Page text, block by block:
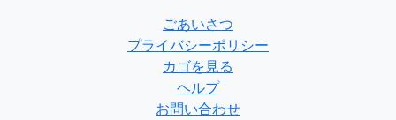
ごあいさつ
プライバシーポリシー
カゴを見る
ヘルプ
お問い合わせ